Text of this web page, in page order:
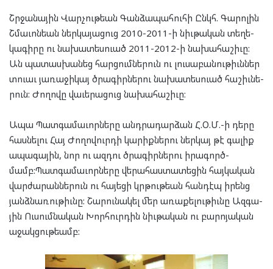
Շրջա­նա­յին Վար­չու­թեան Գան­ձա­պա­հու­հի Ընկհ. Գա­րո­լին
Շ­մա­ւոն­եան ներ­կա­յա­ցուց 2010-2011-ի նիւ­թա­կան տե­ղե­
կա­գի­րը ու նա­խա­տես­ուած 2011-2012-ի նա­խա­հաշիւը:
Ան պա­տաս­խա­նեց հար­ցում­նե­րուն ու լու­սա­բա­նու­թիւն­ներ
տուաւ յա­ռա­ջի­կայ ծրա­գիր­նե­րու նա­խա­տես­ուած հա­շիւ­նե­
րուն: Ժո­ղո­վը վա­ւե­րա­ցուց նա­խա­հաշիւը:
Ապա Պատ­գա­մա­ւոր­նե­րը անդ­րա­դար­ձան Հ.Օ.Մ.-ի դերը
հաս­նե­լու Հայ Ժո­ղո­վուր­դի կա­րիք­նե­րու ներ­կայ թէ գա­լիք
ապա­գա­յին, նոր ու ազ­դու ծրա­գիր­նե­րու իրա­գործ­
մամբ:Պատ­գա­մա­ւոր­նե­րը վե­րա­հաս­տա­տե­ցին հայ­կա­կան
վար­ժա­րան­նե­րուն ու հա­յե­ցի կրթու­թեան հան­դէպ իրենց
յանձ­նա­ռու­թիւնը: Շա­րու­նա­կել մեր առա­քե­լու­թիւն­ը­ Ազ­գա­
յին Ու­սում­նա­կան Խոր­հուր­դին նիւ­թա­կան ու բա­րո­յա­կան
աջակ­ցու­թեամբ: